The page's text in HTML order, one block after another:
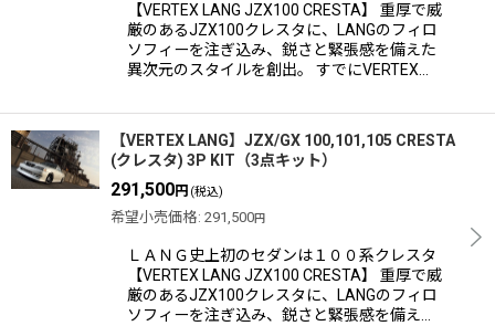
【VERTEX LANG JZX100 CRESTA】 重厚で威
厳のあるJZX100クレスタに、LANGのフィロ
ソフィーを注ぎ込み、鋭さと緊張感を備えた
異次元のスタイルを創出。 すでにVERTEX…
【VERTEX LANG】JZX/GX 100,101,105 CRESTA
(クレスタ) 3P KIT（3点キット）
291,500円 (税込)
希望小売価格: 291,500円
ＬＡＮＧ史上初のセダンは１００系クレスタ
【VERTEX LANG JZX100 CRESTA】 重厚で威
厳のあるJZX100クレスタに、LANGのフィロ
ソフィーを注ぎ込み、鋭さと緊張感を備え…